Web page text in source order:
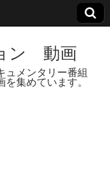
ン 動画
ュメンタリー番組
を集めています。